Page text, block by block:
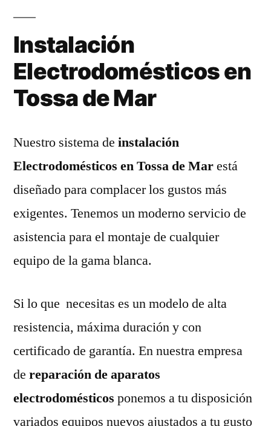
Instalación
Electrodomésticos en
Tossa de Mar
Nuestro sistema de instalación
Electrodomésticos en Tossa de Marestá
diseñado para complacer los gustos más
exigentes. Tenemos un moderno servicio de
asistencia para el montaje de cualquier
equipo de la gama blanca.
Si lo que necesitas es un modelo de alta
resistencia, máxima duración y con
certificado de garantía. En nuestra empresa
de reparación de aparatos
electrodomésticos ponemos a tu disposición
variados equipos nuevos ajustados a tu gusto